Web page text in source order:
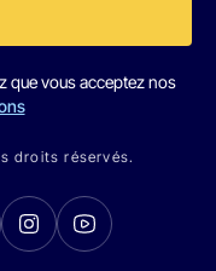
que vous acceptez nos
droits réservés.